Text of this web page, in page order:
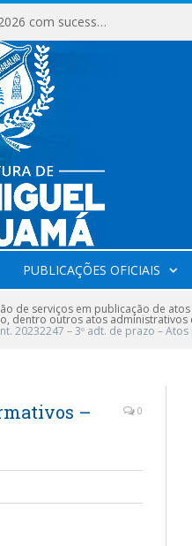
São Miguel do Guamá encerra os Jogos de Verão 2026 com sucesso de público e competições.
PUBLICAÇÕES OFICIAIS
de serviços em publicação de
outros atos administrativos
20232247 – 3º adt. de prazo –
–
0